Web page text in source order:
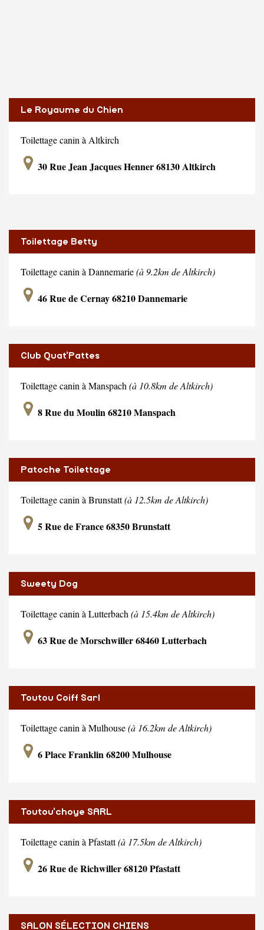
Le Royaume du Chien
Toilettage canin à Altkirch
30 Rue Jean Jacques Henner 68130 Altkirch
Toilettage Betty
Toilettage canin à Dannemarie(à 9.2km de Altkirch)
46 Rue de Cernay 68210 Dannemarie
Club Quat'Pattes
Toilettage canin à Manspach (à 10.8km de Altkirch)
8 Rue du Moulin 68210 Manspach
Patoche Toilettage
Toilettage canin à Brunstatt(à 12.5km de Altkirch)
5 Rue de France 68350 Brunstatt
Sweety Dog
Toilettage canin à Lutterbach (à 15.4km de Altkirch)
63 Rue de Morschwiller 68460 Lutterbach
Toutou Coiff Sarl
Toilettage canin à Mulhouse(à 16.2km de Altkirch)
6 Place Franklin 68200 Mulhouse
Toutou'choye SARL
Toilettage canin à Pfastatt(à 17.5km de Altkirch)
26 Rue de Richwiller 68120 Pfastatt
SALON SÉLECTION CHIENS